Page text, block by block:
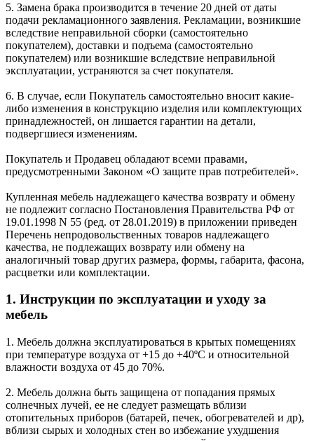
5. Замена брака производится в течение 20 дней от даты
подачи рекламационного заявления. Рекламации, возникшие
вследствие неправильной сборки (самостоятельно
покупателем), доставки и подъема (самостоятельно
покупателем) или возникшие вследствие неправильной
эксплуатации, устраняются за счет покупателя.
6. В случае, если Покупатель самостоятельно вносит какие-
либо изменения в конструкцию изделия или комплектующих
принадлежностей, он лишается гарантии на детали,
подвергшиеся изменениям.
Покупатель и Продавец обладают всеми правами,
предусмотренными Законом «О защите прав потребителей».
Купленная мебель надлежащего качества возврату и обмену
не подлежит согласно Постановления Правительства РФ от
19.01.1998 N 55 (ред. от 28.01.2019) в приложении приведен
Перечень непродовольственных товаров надлежащего
качества, не подлежащих возврату или обмену на
аналогичный товар других размера, формы, габарита, фасона,
расцветки или комплектации.
1. Инструкции по эксплуатации и уходу за
мебель
1. Мебель должна эксплуатироваться в крытых помещениях
при температуре воздуха от +15 до +40ºС и относительной
влажности воздуха от 45 до 70%.
2. Мебель должна быть защищена от попадания прямых
солнечных лучей, ее не следует размещать вблизи
отопительных приборов (батарей, печек, обогревателей и др),
вблизи сырых и холодных стен во избежание ухудшения